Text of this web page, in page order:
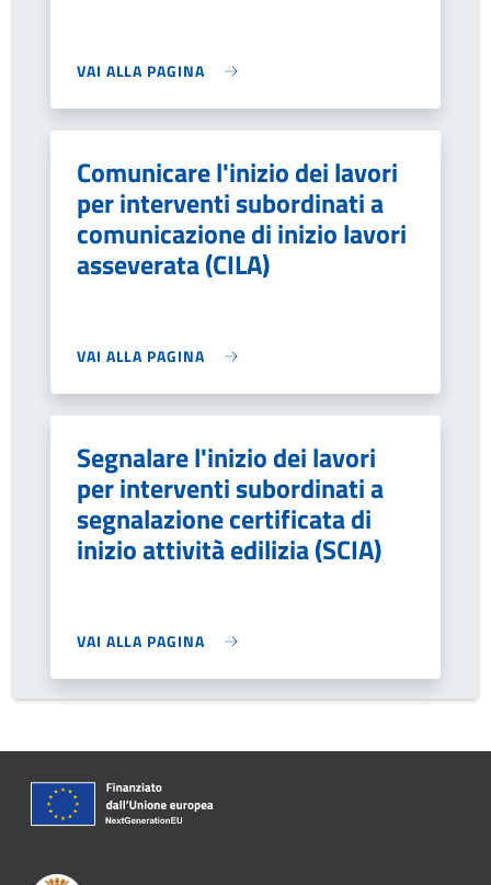
VAI ALLA PAGINA
Comunicare l'inizio dei lavori
per interventi subordinati a
comunicazione di inizio lavori
asseverata (CILA)
VAI ALLA PAGINA
Segnalare l'inizio dei lavori
per interventi subordinati a
segnalazione certificata di
inizio attività edilizia (SCIA)
VAI ALLA PAGINA